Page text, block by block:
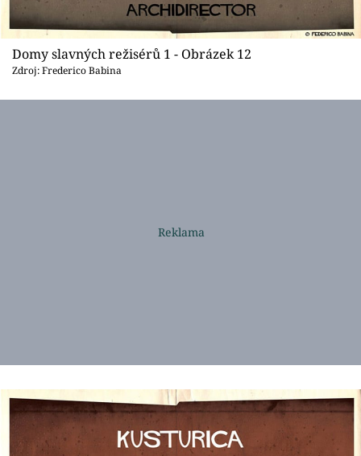
Domy slavných režisérů 1 - Obrázek 12
Zdroj: Frederico Babina